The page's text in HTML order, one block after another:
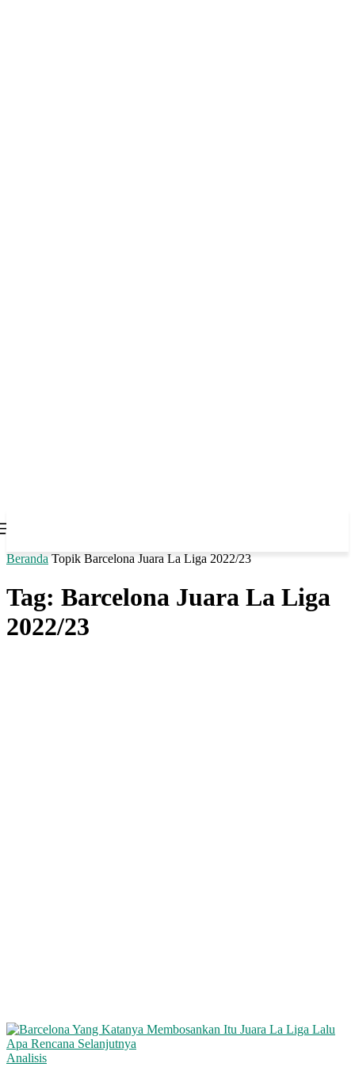
Beranda Topik Barcelona Juara La Liga 2022/23
Tag: Barcelona Juara La Liga
2022/23
Analisis